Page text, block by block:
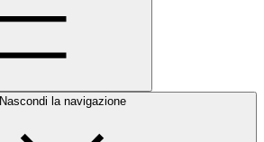
Nascondi la navigazione